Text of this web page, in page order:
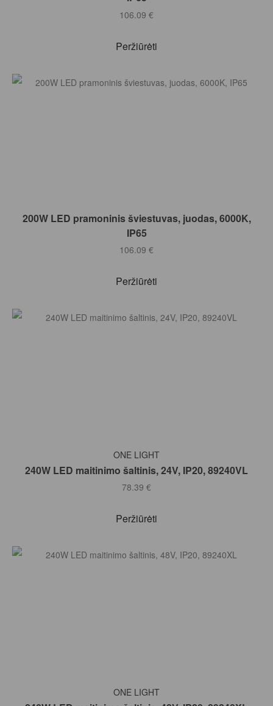
106.09 €
Peržiūrėti
Į KREPŠELĮ
200W LED pramoninis šviestuvas, juodas, 6000K,
IP65
106.09 €
Peržiūrėti
ONE LIGHT
240W LED maitinimo šaltinis, 24V, IP20, 89240VL
78.39 €
Peržiūrėti
Į KREPŠELĮ
ONE LIGHT